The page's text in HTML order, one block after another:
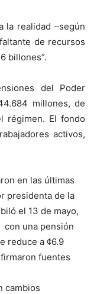
la realidad –según
de recursos
billones”.
del Poder
millones, de
régimen. El fondo
activos,
en las últimas
presidenta de la
el 13 de mayo,
con una pensión
reduce a ¢6.9
fuentes
cambios